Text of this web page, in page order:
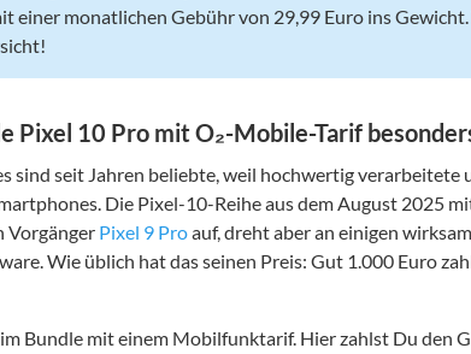
einer monatlichen Gebühr von 29,99 Euro ins
Pixel 10 Pro mit O₂-Mobile-Tarif
sind seit Jahren beliebte, weil hochwertig verarbeitete
Die Pixel-10-Reihe aus dem August 2025
Vorgänger Pixel 9 Proauf, dreht aber an einigen
Wie üblich hat das seinen Preis: Gut 1.000 Euro
Bundle mit einem Mobilfunktarif. Hier zahlst Du den